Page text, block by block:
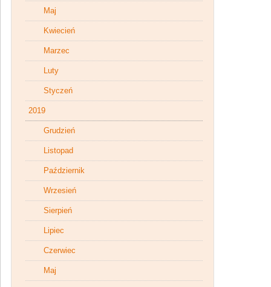
Maj
Kwiecień
Marzec
Luty
Styczeń
2019
Grudzień
Listopad
Październik
Wrzesień
Sierpień
Lipiec
Czerwiec
Maj